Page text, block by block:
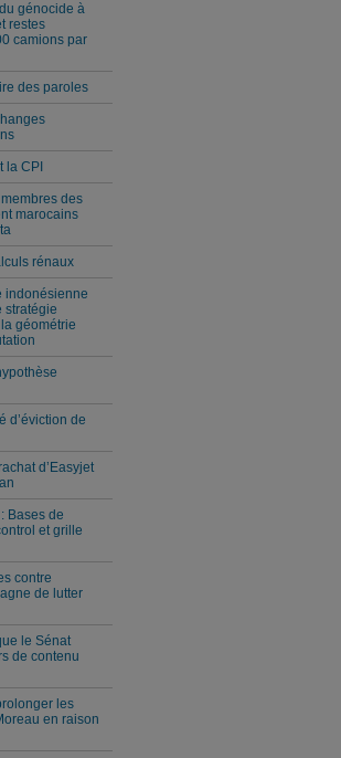
génocide à
restes
camions par
des paroles
la CPI
des
marocains
rénaux
indonésienne
stratégie
géométrie
d’éviction de
d’Easyjet
Bases de
et grille
contre
de lutter
le Sénat
de contenu
les
en raison